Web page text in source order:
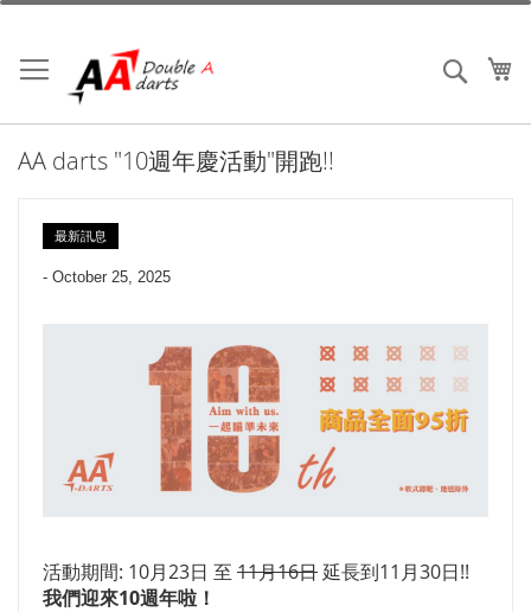
跳
內
容
搜索
AA darts "10週年慶活動"開跑!!
最新訊息
- October 25, 2025
活動期間: 10月23日 至 11月16日延長到11月30日!!
我們迎來10週年啦！